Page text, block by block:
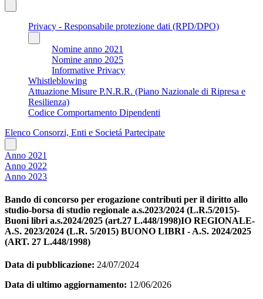
Privacy - Responsabile protezione dati (RPD/DPO)
Nomine anno 2021
Nomine anno 2025
Informative Privacy
Whistleblowing
Attuazione Misure P.N.R.R. (Piano Nazionale di Ripresa e
Resilienza)
Codice Comportamento Dipendenti
Elenco Consorzi, Enti e Societá Partecipate
Anno 2021
Anno 2022
Anno 2023
Bando di concorso per erogazione contributi per il diritto allo
studio-borsa di studio regionale a.s.2023/2024 (L.R.5/2015)-
Buoni libri a.s.2024/2025 (art.27 L.448/1998)IO REGIONALE-
A.S. 2023/2024 (L.R. 5/2015) BUONO LIBRI - A.S. 2024/2025
(ART. 27 L.448/1998)
Data di pubblicazione: 24/07/2024
Data di ultimo aggiornamento: 12/06/2026